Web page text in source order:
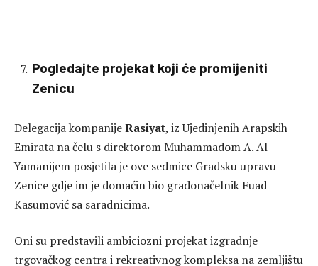
Pogledajte projekat koji će promijeniti
Zenicu
Delegacija kompanijeRasiyat, iz Ujedinjenih Arapskih
Emirata na čelu s direktorom Muhammadom A. Al-
Yamanijem posjetila je ove sedmice Gradsku upravu
Zenice gdje im je domaćin bio gradonačelnik Fuad
Kasumović sa saradnicima.
Oni su predstavili ambiciozni projekat izgradnje
trgovačkog centra i rekreativnog kompleksa na zemljištu